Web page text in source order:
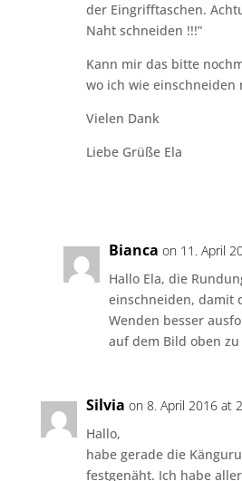
der Eingrifftaschen.
Naht schneiden !!!”
Kann mir das bitte
wo ich wie einschneiden
Vielen Dank
Liebe Grüße Ela
Bianca on 11. April
Hallo Ela, die
einschneiden, damit
Wenden besser
auf dem Bild oben
Silvia on 8. April 2016 at
Hallo,
habe gerade die
festgenäht. Ich habe